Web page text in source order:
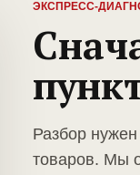
ЭКСПРЕСС-
Разбор
товаров. Мы